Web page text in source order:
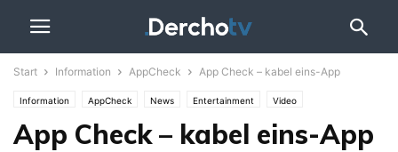
Start Information AppCheck App Check – kabel eins-App
Information AppCheck News Entertainment Video
App Check – kabel eins-App